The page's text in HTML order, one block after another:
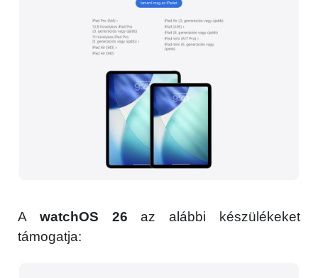
A watchOS 26 az alábbi készülékeket
támogatja:
Főoldal
GYIK
Használt Apple
Apple szerviz